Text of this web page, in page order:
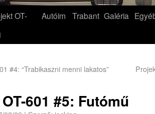
OT-
Autóim Trabant Galéria
#4: “Trabikaszni menni lakatos”
601 #5: Futómű